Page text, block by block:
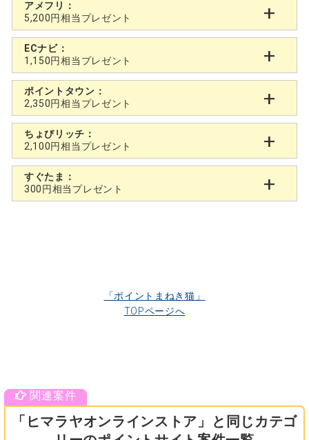
アメフリ：
5,200円相当プレゼント
ECナビ：
1,150円相当プレゼント
ポイントタウン：
2,350円相当プレゼント
ちょびリッチ：
2,100円相当プレゼント
すぐたま：
300円相当プレゼント
「ポイントまねき猫」
TOPページへ
「ヒマラヤオンラインストア」と同じカテゴ